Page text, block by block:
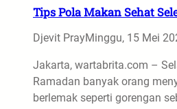
Tips Pola Makan Sehat
Djevit PrayMinggu, 15 Mei
Jakarta, wartabrita.com –
Ramadan banyak orang
berlemak seperti gorengan